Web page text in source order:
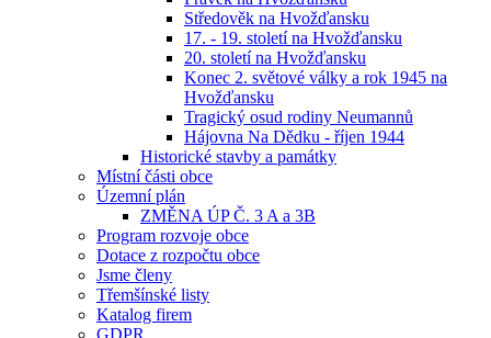
Středověk na Hvožďansku
17. - 19. století na Hvožďansku
20. století na Hvožďansku
Konec 2. světové války a rok 1945 na
Hvožďansku
Tragický osud rodiny Neumannů
Hájovna Na Dědku - říjen 1944
Historické stavby a památky
Místní části obce
Územní plán
ZMĚNA ÚP Č. 3 A a 3B
Program rozvoje obce
Dotace z rozpočtu obce
Jsme členy
Třemšínské listy
Katalog firem
GDPR